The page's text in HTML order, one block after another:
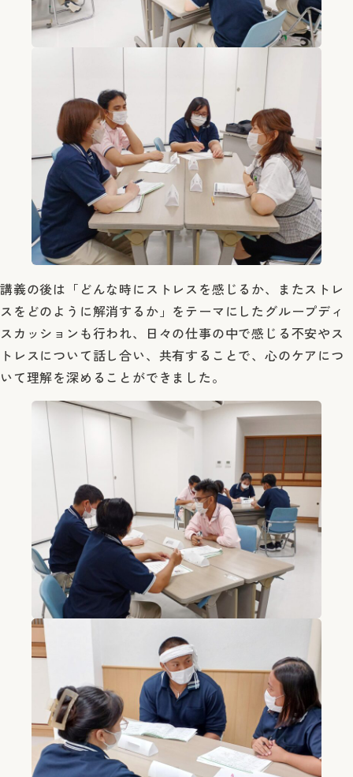
講義の後は「どんな時にストレスを感じるか、またストレ
スをどのように解消するか」をテーマにしたグループディ
スカッションも行われ、日々の仕事の中で感じる不安やス
トレスについて話し合い、共有することで、心のケアにつ
いて理解を深めることができました。